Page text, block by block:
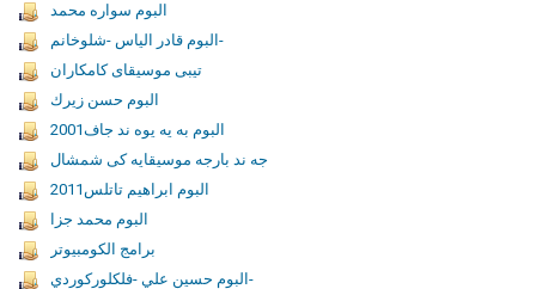
البوم سواره محمد
البوم قادر الياس -شلوخانم-
تيبى موسيقاى كامكاران
البوم حسن زيرك
البوم به يه يوه ند جاف2001
جه ند بارجه موسيقايه كى شمشال
البوم ابراهيم تاتلس2011
البوم محمد جزا
برامج الكومبیوتر
البوم حسين علي -فلكلوركوردي-